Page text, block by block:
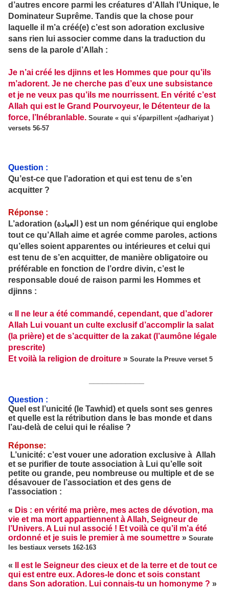
d’autres encore parmi les créatures d’Allah l’Unique, le
Dominateur Suprême. Tandis que la chose pour
laquelle il m’a créé(e) c’est son adoration exclusive
sans rien lui associer comme dans la traduction du
sens de la parole d’Allah :
Je n’ai créé les djinns et les Hommes que pour qu’ils
m’adorent. Je ne cherche pas d’eux une subsistance
et je ne veux pas qu’ils me nourrissent. En vérité c’est
Allah qui est le Grand Pourvoyeur, le Détenteur de la
force, l’Inébranlable. Sourate « qui s’éparpillent »(adhariyat )
versets 56-57
Question :
Qu’est-ce que l’adoration et qui est tenu de s’en
acquitter ?
Réponse :
L’adoration (العبادة ) est un nom générique qui englobe
tout ce qu’Allah aime et agrée comme paroles, actions
qu’elles soient apparentes ou intérieures et celui qui
est tenu de s’en acquitter, de manière obligatoire ou
préférable en fonction de l’ordre divin, c’est le
responsable doué de raison parmi les Hommes et
djinns :
«
Il ne leur a été commandé, cependant, que d’adorer
Allah Lui vouant un culte exclusif d’accomplir la salat
(la prière) et de s’acquitter de la zakat (l’aumône légale
prescrite)
Et voilà la religion de droiture » Sourate la Preuve verset 5
Question :
Quel est l’unicité (le Tawhid) et quels sont ses genres
et quelle est la rétribution dans le bas monde et dans
l’au-delà de celui qui le réalise ?
Réponse:
L’unicité: c’est vouer une adoration exclusive à Allah
et se purifier de toute association à Lui qu’elle soit
petite ou grande, peu nombreuse ou multiple et de se
désavouer de l’association et des gens de
l’association :
« Dis : en vérité ma prière, mes actes de dévotion, ma
vie et ma mort appartiennent à Allah, Seigneur de
l’Univers. A Lui nul associé ! Et voilà ce qu’il m’a été
ordonné et je suis le premier à me soumettre » Sourate
les bestiaux versets 162-163
«
Il est le Seigneur des cieux et de la terre et de tout ce
qui est entre eux. Adores-le donc et sois constant
dans Son adoration. Lui connais-tu un homonyme ? »